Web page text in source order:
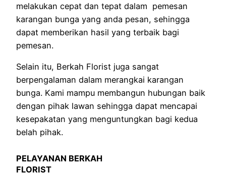
melakukan cepat dan tepat dalam pemesan
karangan bunga yang anda pesan, sehingga
dapat memberikan hasil yang terbaik bagi
pemesan.
Selain itu, Berkah Florist juga sangat
berpengalaman dalam merangkai karangan
bunga. Kami mampu membangun hubungan baik
dengan pihak lawan sehingga dapat mencapai
kesepakatan yang menguntungkan bagi kedua
belah pihak.
PELAYANAN BERKAH
FLORIST